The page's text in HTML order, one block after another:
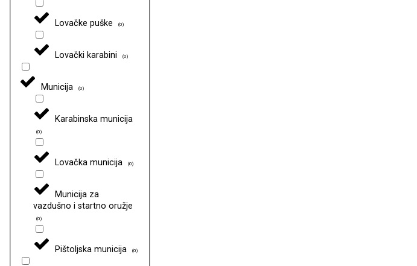
Lovačke puške (0)
Lovački karabini (0)
Municija (0)
Karabinska municija
(0)
Lovačka municija (0)
Municija za
vazdušno i startno oružje
(0)
Pištoljska municija (0)